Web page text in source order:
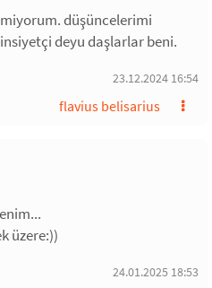
düşüncelerimi
deyu daşlarlar beni.
23.12.2024 16:54
flavius belisarius
üzere:))
24.01.2025 18:53